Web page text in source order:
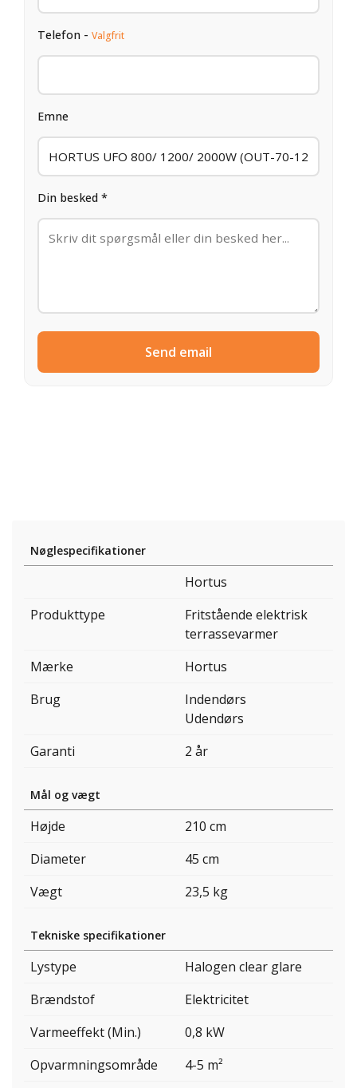
Telefon - Valgfrit
Emne
Din besked *
Send email
Nøglespecifikationer
Hortus
Produkttype
Fritstående elektrisk
terrassevarmer
Mærke
Hortus
Brug
Indendørs
Udendørs
Garanti
2 år
Mål og vægt
Højde
210 cm
Diameter
45 cm
Vægt
23,5 kg
Tekniske specifikationer
Lystype
Halogen clear glare
Brændstof
Elektricitet
Varmeeffekt (Min.)
0,8 kW
Opvarmningsområde
4-5 m²